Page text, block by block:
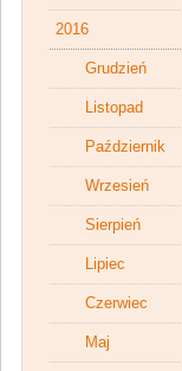
2016
Grudzień
Listopad
Październik
Wrzesień
Sierpień
Lipiec
Czerwiec
Maj